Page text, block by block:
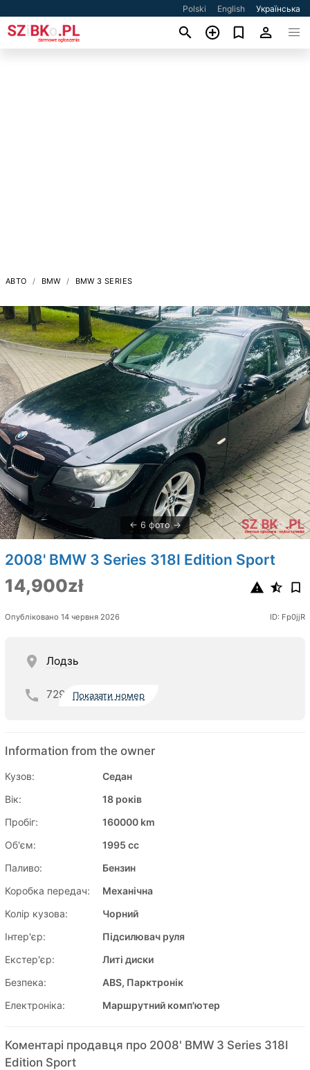
Polski English Українська
АВТО BMW BMW 3 SERIES
6 фото
2008' BMW 3 Series 318I Edition Sport
14,900zł
Опубліковано 14 червня 2026 ID: Fp0jjR
Лодзь
729 Показати номер
Information from the owner
Кузов:
Седан
Вік:
18 років
Пробіг:
160000 km
Об'єм:
1995 cc
Паливо:
Бензин
Коробка передач:
Механічна
Колір кузова:
Чорний
Інтер'єр:
Підсилювач руля
Екстер'єр:
Литі диски
Безпека:
ABS, Парктронік
Електроніка:
Маршрутний комп'ютер
Коментарі продавця про 2008' BMW 3 Series 318I
Edition Sport